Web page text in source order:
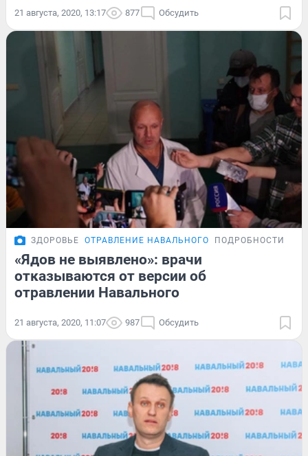
21 августа, 2020, 13:17 877 Обсудить
ЗДОРОВЬЕ ОТРАВЛЕНИЕ НАВАЛЬНОГО ПОДРОБНОСТИ
«Ядов не выявлено»: врачи
отказываются от версии об
отравлении Навального
21 августа, 2020, 11:07 987 Обсудить